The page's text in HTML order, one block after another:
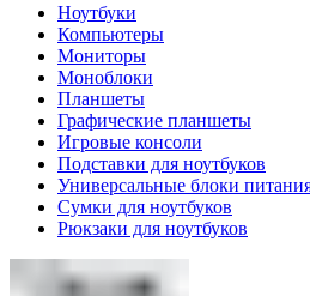
Ноутбуки
Компьютеры
Мониторы
Моноблоки
Планшеты
Графические планшеты
Игровые консоли
Подставки для ноутбуков
Универсальные блоки
Сумки для ноутбуков
Рюкзаки для ноутбуков